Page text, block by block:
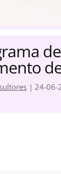
| 24-06-